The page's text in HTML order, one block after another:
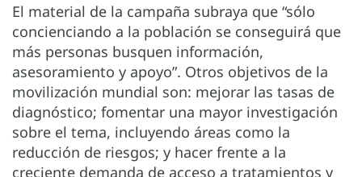
El material de la campaña subraya que “sólo
concienciando a la población se conseguirá que
más personas busquen información,
asesoramiento y apoyo”. Otros objetivos de la
movilización mundial son: mejorar las tasas de
diagnóstico; fomentar una mayor investigación
sobre el tema, incluyendo áreas como la
reducción de riesgos; y hacer frente a la
creciente demanda de acceso a tratamientos y